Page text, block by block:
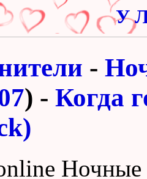
У
-
) - Когда
Ночные